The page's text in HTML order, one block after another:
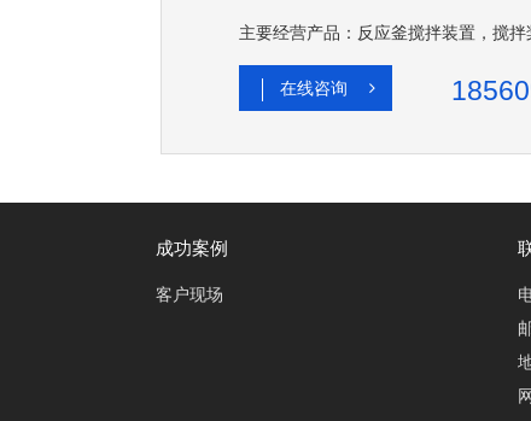
主要经营产品：反应釜搅拌装置，搅
在线咨询
成功案例
客户现场